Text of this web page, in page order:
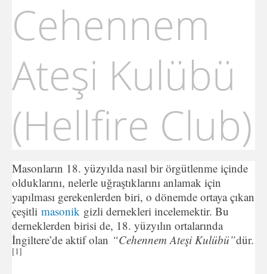
Cehennem
Ateşi Kulübü
(Hellfire Club)
Masonların 18. yüzyılda nasıl bir örgütlenme içinde
olduklarını, nelerle uğraştıklarını anlamak için
yapılması gerekenlerden biri, o dönemde ortaya çıkan
çeşitli masonik gizli dernekleri incelemektir. Bu
derneklerden birisi de, 18. yüzyılın ortalarında
İngiltere’de aktif olan “Cehennem Ateşi Kulübü”dür.
[1]